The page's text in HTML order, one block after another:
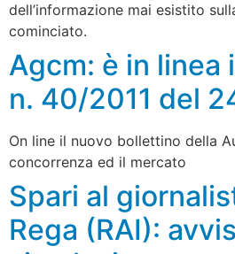
dell’informazione mai esistito
cominciato.
Agcm: è in linea
n. 40/2011 del
On line il nuovo bollettino della
concorrenza ed il mercato
Spari al
Rega (RAI):